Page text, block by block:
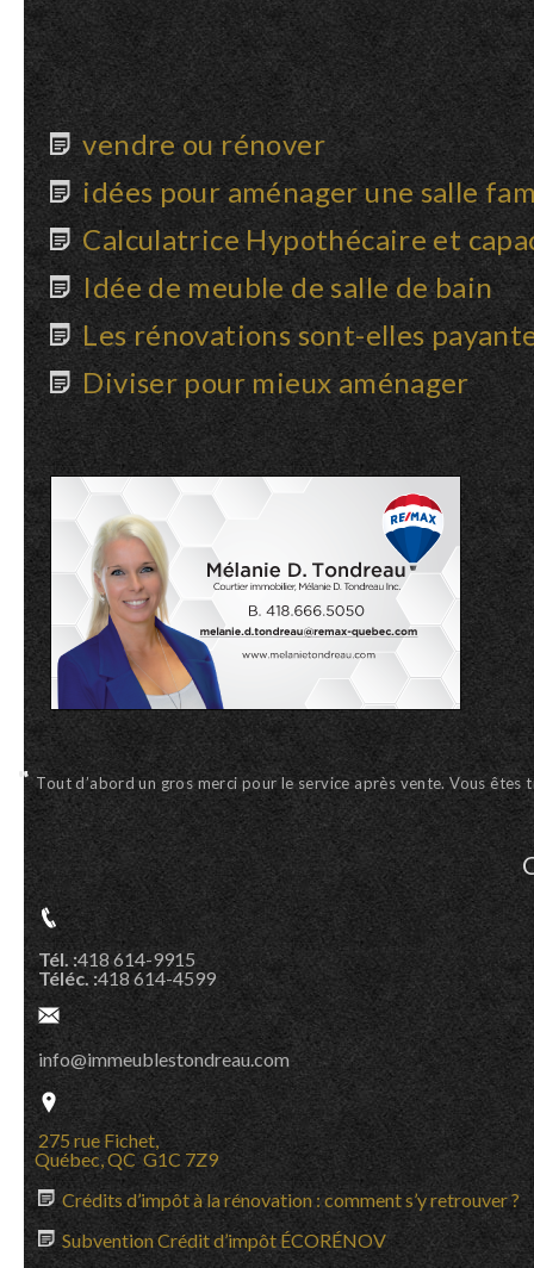
vendre ou rénover
idées pour aménager une salle
Calculatrice Hypothécaire et
Idée de meuble de salle de bain
Les rénovations sont-elles
Diviser pour mieux aménager
Tout d’abord un gros merci pour le service après vente. Vous
Tél. :418 614-9915
Téléc. :418 614-4599
info@immeublestondreau.com
275 rue Fichet,
Québec, QC G1C 7Z9
Crédits d’impôt à la rénovation : comment s’y retrouver ?
Subvention Crédit d’impôt ÉCORÉNOV